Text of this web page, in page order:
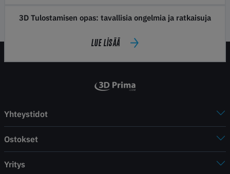
3D Tulostamisen opas: tavallisia ongelmia ja ratkaisuja
LUE LISÄÄ
Yhteystidot
Ostokset
Yritys